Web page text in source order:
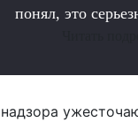
понял, это